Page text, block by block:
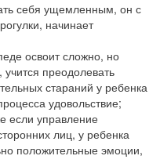
себя ущемленным, он с
начинает
освоит сложно, но
учится преодолевать
стараний у ребенка
удовольствие;
если управление
лиц, у ребенка
положительные эмоции,